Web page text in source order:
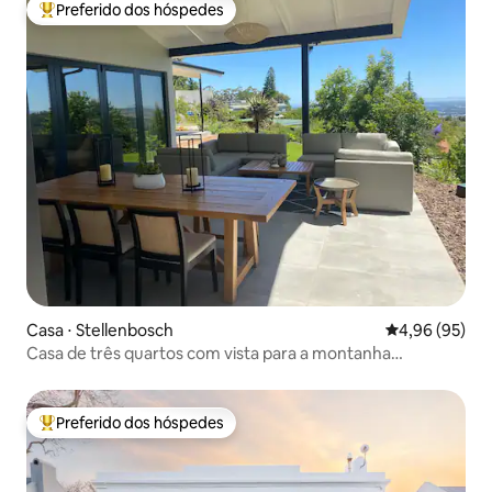
Entre os melhores preferidos dos hóspedes
Preferido dos hóspedes
Casa ⋅ Stellenbosch 4,96 de uma
4,96 (95)
Casa de três quartos com vista para a montanha
Entre os melhores preferidos dos hóspedes
Preferido dos hóspedes